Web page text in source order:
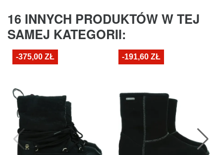
16 INNYCH PRODUKTÓW W TEJ
SAMEJ KATEGORII:
-375,00 ZŁ -191,60 ZŁ